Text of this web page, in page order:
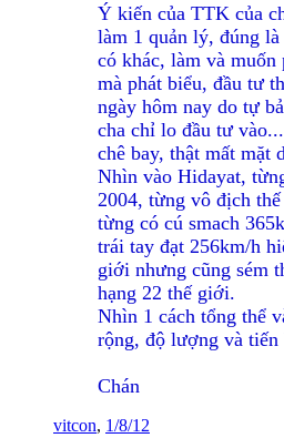
Ý kiến của TTK của
làm 1 quản lý, đúng là
có khác, làm và muốn
mà phát biểu, đầu tư
ngày hôm nay do tự
cha chỉ lo đầu tư
chê bay, thật mất mặt
Nhìn vào Hidayat,
2004, từng vô địch
từng có cú smach
trái tay đạt 256km/h
giới nhưng cũng sém
hạng 22 thế giới.
Nhìn 1 cách tổng thể
rộng, độ lượng và tiến
Chán
vitcon, 1/8/12